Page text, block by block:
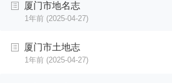
厦门市地名志
1年前 (2025-04-27)
厦门市土地志
1年前 (2025-04-27)